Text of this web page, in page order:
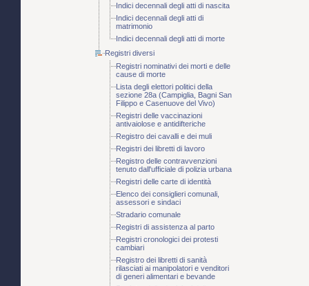
Indici decennali degli atti di nascita
Indici decennali degli atti di
matrimonio
Indici decennali degli atti di morte
Registri diversi
Registri nominativi dei morti e delle
cause di morte
Lista degli elettori politici della
sezione 28a (Campiglia, Bagni San
Filippo e Casenuove del Vivo)
Registri delle vaccinazioni
antivaiolose e antidifteriche
Registro dei cavalli e dei muli
Registri dei libretti di lavoro
Registro delle contravvenzioni
tenuto dall'ufficiale di polizia urbana
Registri delle carte di identità
Elenco dei consiglieri comunali,
assessori e sindaci
Stradario comunale
Registri di assistenza al parto
Registri cronologici dei protesti
cambiari
Registro dei libretti di sanità
rilasciati ai manipolatori e venditori
di generi alimentari e bevande